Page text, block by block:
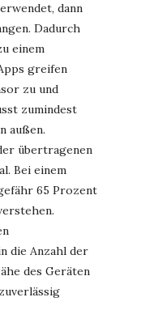
dann
Dadurch
einem
greifen
zu und
zumindest
außen.
übertragenen
Bei einem
65 Prozent
die Anzahl der
des Geräten